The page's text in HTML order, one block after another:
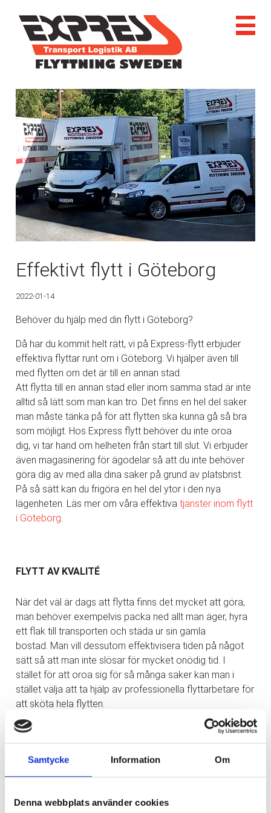
Samtycke Information Om
Denna webbplats använder cookies
Effektivt flytt i Göteborg
2022-01-14
Behöver du hjälp med din flytt i Göteborg?
Då har du kommit helt rätt, vi på Express-flytt erbjuder
effektiva flyttar runt om i Göteborg. Vi hjälper även till
med flytten om det är till en annan stad.
Att flytta till en annan stad eller inom samma stad är inte
alltid så lätt som man kan tro. Det finns en hel del saker
man måste tänka på för att flytten ska kunna gå så bra
som möjligt. Hos Express flytt behöver du inte oroa
dig, vi tar hand om helheten från start till slut. Vi erbjuder
även magasinering för ägodelar så att du inte behöver
göra dig av med alla dina saker på grund av platsbrist.
På så sätt kan du frigöra en hel del ytor i den nya
lägenheten. Läs mer om våra effektiva tjänster inom flytt
i Göteborg
FLYTT AV KVALITÉ
När det väl är dags att flytta finns det mycket att göra,
man behöver exempelvis packa ned allt man äger, hyra
ett flak till transporten och städa ur sin gamla
bostad. Man vill dessutom effektivisera tiden på något
sätt så att man inte slösar för mycket onödig tid. I
stället för att oroa sig för så många saker kan man i
stället välja att ta hjälp av professionella flyttarbetare för
att sköta hela flytten.
KONTAKTA DIN FLYTTFIRMA I GÖTEBORG
det mer gynnsamt att ta kontakt med en flyttfirma. Dels